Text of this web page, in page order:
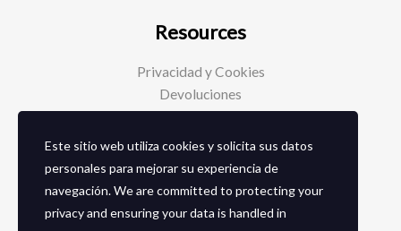
Resources
Privacidad y Cookies
Devoluciones
Social Media
Facebook
Instagram
Este sitio web utiliza cookies y solicita sus datos
personales para mejorar su experiencia de
navegación. We are committed to protecting your
privacy and ensuring your data is handled in